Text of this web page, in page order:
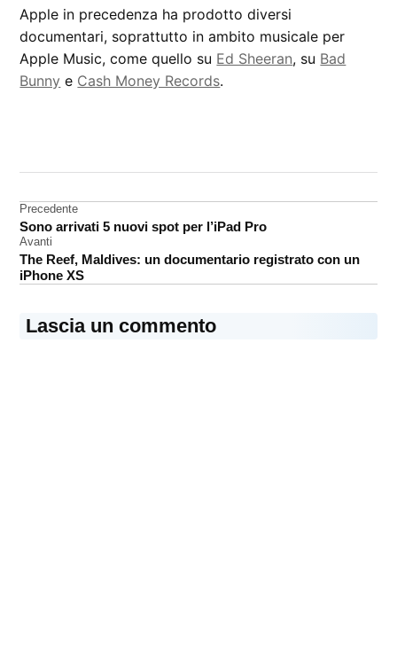
Apple in precedenza ha prodotto diversi
documentari, soprattutto in ambito musicale per
Apple Music, come quello su Ed Sheeran, su Bad
Bunny e Cash Money Records.
Navigazione
articoli
Precedente
Sono arrivati 5 nuovi spot per l’iPad Pro
Avanti
The Reef, Maldives: un documentario registrato con un
iPhone XS
Lascia un commento